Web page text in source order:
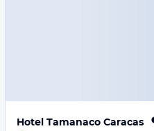
Hotel Tamanaco Caracas